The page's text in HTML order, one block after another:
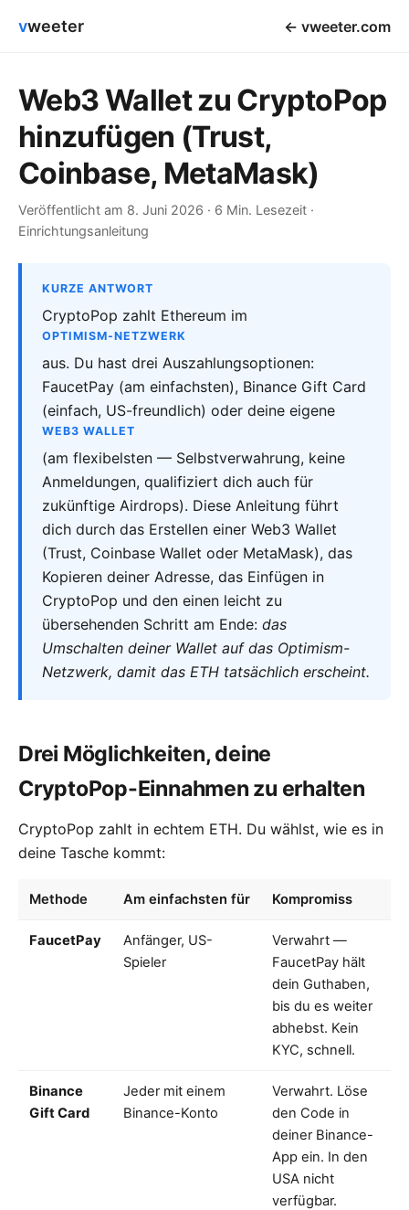
vweeter ← vweeter.com
Web3 Wallet zu CryptoPop
hinzufügen (Trust,
Coinbase, MetaMask)
Veröffentlicht am 8. Juni 2026 · 6 Min. Lesezeit ·
Einrichtungsanleitung
KURZE ANTWORT
CryptoPop zahlt Ethereum im
OPTIMISM-NETZWERK
aus. Du hast drei Auszahlungsoptionen:
FaucetPay (am einfachsten), Binance Gift Card
(einfach, US-freundlich) oder deine eigene
WEB3 WALLET
(am flexibelsten — Selbstverwahrung, keine
Anmeldungen, qualifiziert dich auch für
zukünftige Airdrops). Diese Anleitung führt
dich durch das Erstellen einer Web3 Wallet
(Trust, Coinbase Wallet oder MetaMask), das
Kopieren deiner Adresse, das Einfügen in
CryptoPop und den einen leicht zu
übersehenden Schritt am Ende: das
Umschalten deiner Wallet auf das Optimism-
Netzwerk, damit das ETH tatsächlich erscheint.
Drei Möglichkeiten, deine
CryptoPop-Einnahmen zu erhalten
CryptoPop zahlt in echtem ETH. Du wählst, wie es in
deine Tasche kommt:
Methode Am einfachsten für Kompromiss
FaucetPay
Anfänger, US-
Spieler
Verwahrt —
FaucetPay hält
dein Guthaben,
bis du es weiter
abhebst. Kein
KYC, schnell.
Binance
Gift Card
Jeder mit einem
Binance-Konto
Verwahrt. Löse
den Code in
deiner Binance-
App ein. In den
USA nicht
verfügbar.